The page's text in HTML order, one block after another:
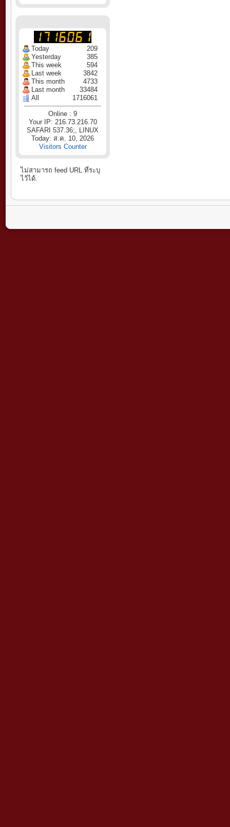
Today
209
Yesterday
385
This week
594
Last week
3842
This month
4733
Last month
33484
All
1716061
Online : 9
Your IP: 216.73.216.70
SAFARI 537.36;, LINUX
Today: ส.ค. 10, 2026
Visitors Counter
ไม่สามารถ feed URL ที่ระบุ
ไว้ได้.